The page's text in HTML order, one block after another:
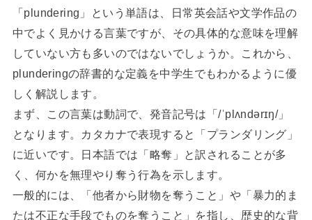
「plundering」という単語は、日常英会話や文学作品の
中でよく見かける言葉ですが、その具体的な意味を理解
していない方も多いのではないでしょうか。これから、
plunderingの辞書的な定義を中学生でもわかるように優
しく解説します。
まず、この言葉は動詞で、発音記号は「/ˈplʌndərɪŋ/」
となります。カタカナで表現すると「プランダリング」
に近いです。日本語では「略奪」と訳されることが多
く、何かを無理やり奪う行為を示します。
一般的には、「他者から財物を奪うこと」や「暴力的ま
たは不正な手段でものを奪うこと」を指し、歴史的な背